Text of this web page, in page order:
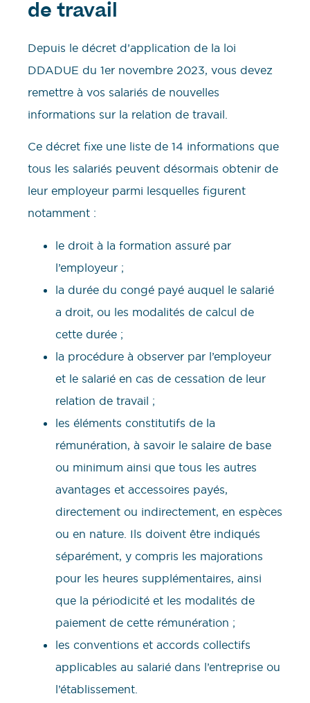
de travail
Depuis le décret d’application de la loi
DDADUE du 1er novembre 2023, vous devez
remettre à vos salariés de nouvelles
informations sur la relation de travail.
Ce décret fixe une liste de 14 informations que
tous les salariés peuvent désormais obtenir de
leur employeur parmi lesquelles figurent
notamment :
le droit à la formation assuré par
l’employeur ;
la durée du congé payé auquel le salarié
a droit, ou les modalités de calcul de
cette durée ;
la procédure à observer par l’employeur
et le salarié en cas de cessation de leur
relation de travail ;
les éléments constitutifs de la
rémunération, à savoir le salaire de base
ou minimum ainsi que tous les autres
avantages et accessoires payés,
directement ou indirectement, en espèces
ou en nature. Ils doivent être indiqués
séparément, y compris les majorations
pour les heures supplémentaires, ainsi
que la périodicité et les modalités de
paiement de cette rémunération ;
les conventions et accords collectifs
applicables au salarié dans l’entreprise ou
l’établissement.